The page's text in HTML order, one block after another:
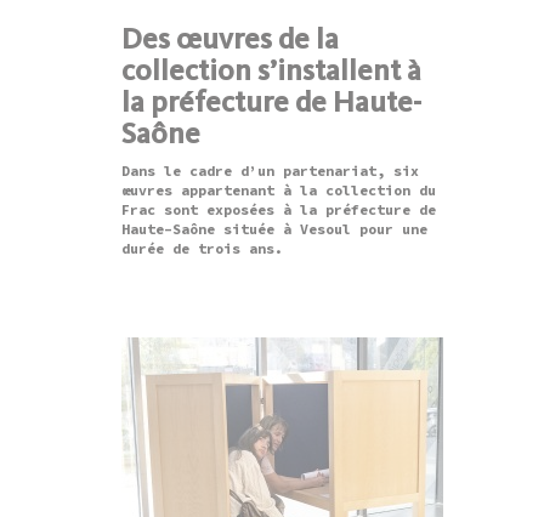
Des œuvres de la
collection s’installent à
la préfecture de Haute-
Saône
Dans le cadre d’un partenariat, six
œuvres appartenant à la collection du
Frac sont exposées à la préfecture de
Haute-Saône située à Vesoul pour une
durée de trois ans.